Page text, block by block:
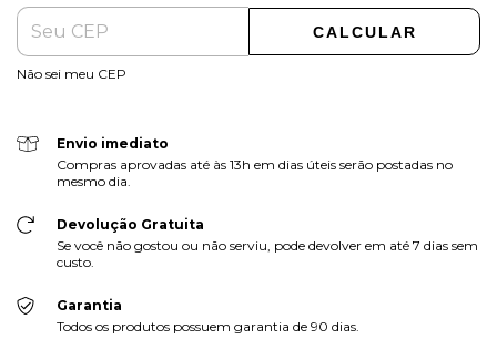
CALCULAR
Não sei meu CEP
Envio imediato
Compras aprovadas até às 13h em dias úteis serão postadas no
mesmo dia.
Devolução Gratuita
Se você não gostou ou não serviu, pode devolver em até 7 dias sem
custo.
Garantia
Todos os produtos possuem garantia de 90 dias.